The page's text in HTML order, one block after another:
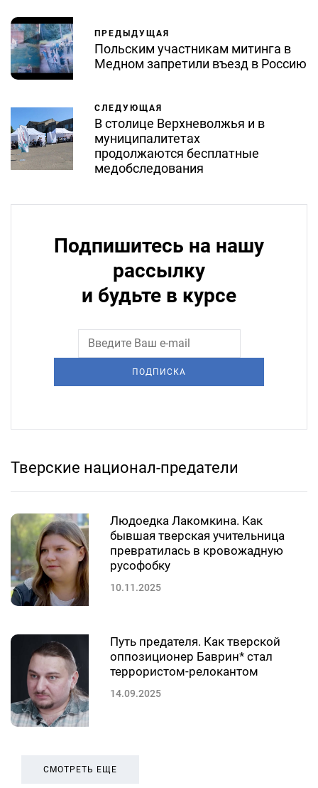
ПРЕДЫДУЩАЯ
Польским участникам митинга в
Медном запретили въезд в Россию
СЛЕДУЮЩАЯ
В столице Верхневолжья и в
муниципалитетах
продолжаются бесплатные
медобследования
Подпишитесь на нашу
рассылку
и будьте в курсе
ПОДПИСКА
Тверские национал-предатели
Людоедка Лакомкина. Как
бывшая тверская учительница
превратилась в кровожадную
русофобку
10.11.2025
Путь предателя. Как тверской
оппозиционер Баврин* стал
террористом-релокантом
14.09.2025
СМОТРЕТЬ ЕЩЕ